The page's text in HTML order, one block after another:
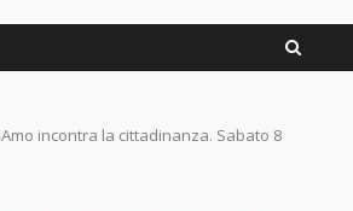
incontra la cittadinanza. Sabato 8